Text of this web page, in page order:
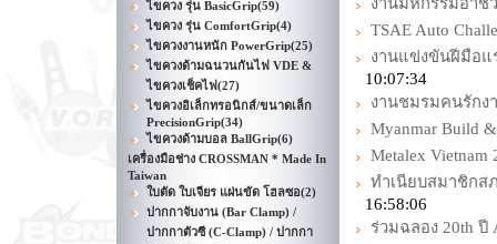
ไขควง รุ่น BasicGrip(59)
ไขควง รุ่น ComfortGrip(4)
ไขควงงานหนัก PowerGrip(25)
ไขควงด้ามฉนวนกันไฟ VDE &
ไขควงเช็คไฟ(27)
ไขควงอิเล็กทรอนิกส์/ขนาดเล็ก
PrecisionGrip(34)
ไขควงด้ามบอล BallGrip(6)
เครื่องมือช่าง CROSSMAN * Made In
Taiwan
ใบตัด ใบเจียร แผ่นขัด โฮลซอ(2)
ปากกาจับงาน (Bar Clamp) /
ปากกาตัวซี (C-Clamp) / ปากกา
TSAE Auto
งานแข่งขันฝีมือแ
10:07:34
งานชมรมคนรักง
Myanmar Build
Metalex Vietnam
ทำเนียบสมาชิกส
16:58:06
ร่วมฉลอง 20th ปี